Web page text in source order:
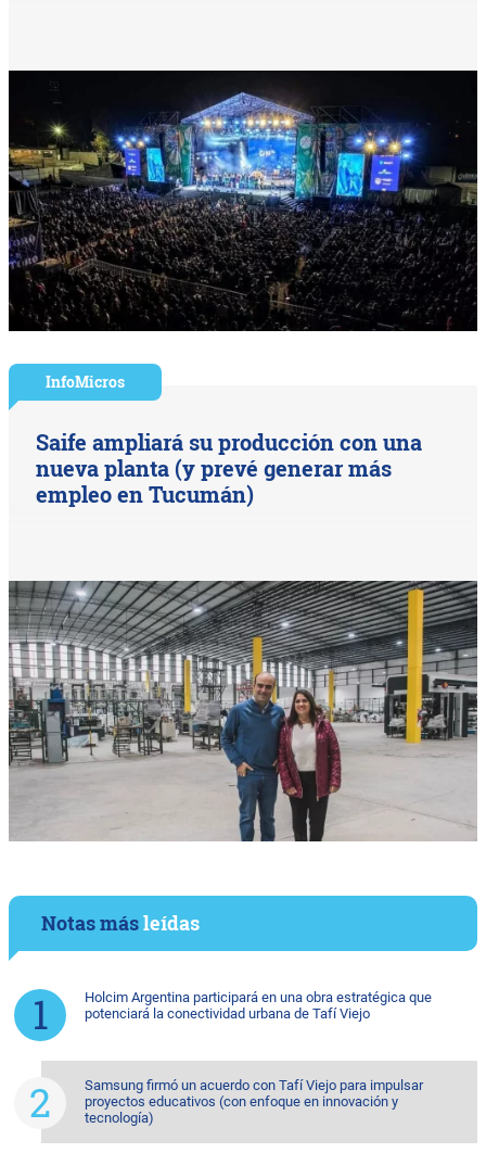
InfoMicros
Saife ampliará su producción con una
nueva planta (y prevé generar más
empleo en Tucumán)
Notas másleídas
Holcim Argentina participará en una obra estratégica que
potenciará la conectividad urbana de Tafí Viejo
Samsung firmó un acuerdo con Tafí Viejo para impulsar
proyectos educativos (con enfoque en innovación y
tecnología)